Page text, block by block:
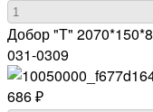
Добор "Т" 2070*150*8
031-0309
686 ₽